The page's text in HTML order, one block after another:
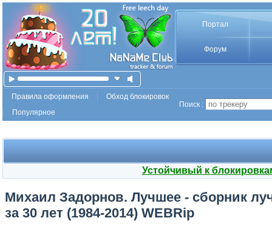
Портал
Форум
Правила оформления
Обход блокировок
Популярное
Поиск :
Устойчивый к
Михаил Задорнов. Лучшее - сборник
за 30 лет (1984-2014) WEBRip